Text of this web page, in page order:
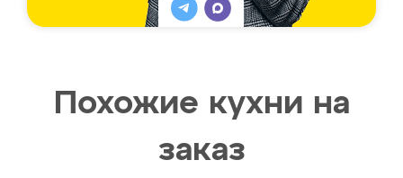
Похожие кухни на
заказ